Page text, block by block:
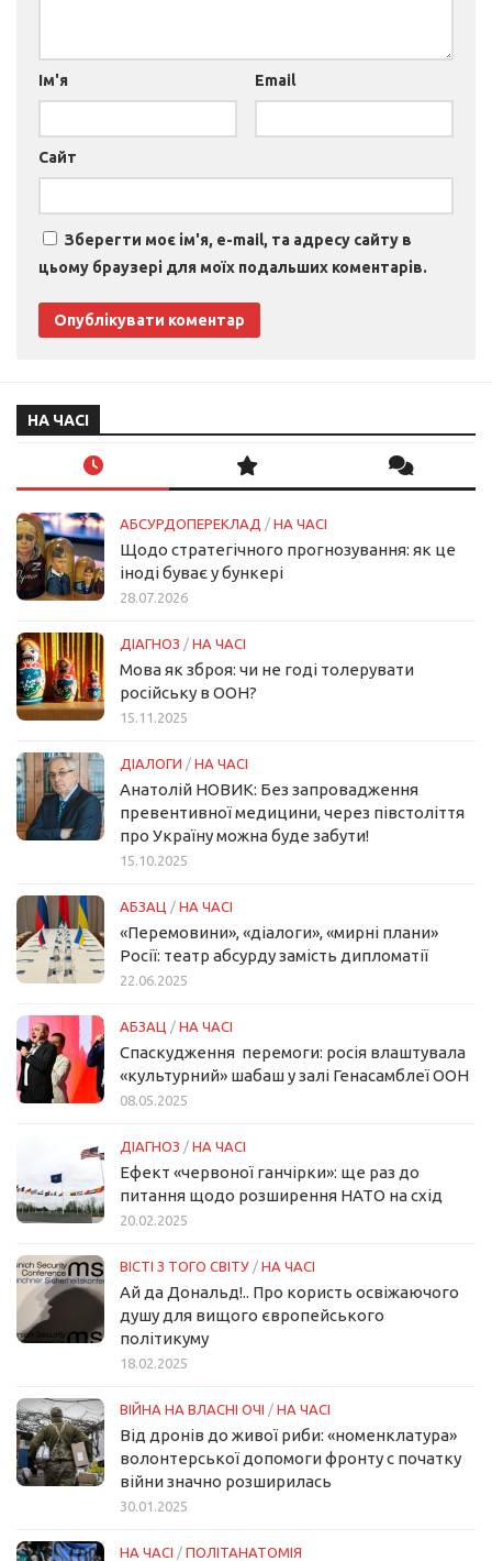
Ім'я Email
Сайт
Зберегти моє ім'я, e-mail, та адресу сайту в
цьому браузері для моїх подальших коментарів.
НА ЧАСІ
АБСУРДОПЕРЕКЛАД / НА ЧАСІ
Щодо стратегічного прогнозування: як це
іноді буває у бункері
28.07.2026
ДІАГНОЗ / НА ЧАСІ
Мова як зброя: чи не годі толерувати
російську в ООН?
15.11.2025
ДІАЛОГИ / НА ЧАСІ
Анатолій НОВИК: Без запровадження
превентивної медицини, через півстоліття
про Україну можна буде забути!
15.10.2025
АБЗАЦ / НА ЧАСІ
«Перемовини», «діалоги», «мирні плани»
Росії: театр абсурду замість дипломатії
22.06.2025
АБЗАЦ / НА ЧАСІ
Спаскудження перемоги: росія влаштувала
«культурний» шабаш у залі Генасамблеї ООН
08.05.2025
ДІАГНОЗ / НА ЧАСІ
Ефект «червоної ганчірки»: ще раз до
питання щодо розширення НАТО на схід
20.02.2025
ВІСТІ З ТОГО СВІТУ / НА ЧАСІ
Ай да Дональд!.. Про користь освіжаючого
душу для вищого європейського
політикуму
18.02.2025
ВІЙНА НА ВЛАСНІ ОЧІ / НА ЧАСІ
Від дронів до живої риби: «номенклатура»
волонтерської допомоги фронту с початку
війни значно розширилась
30.01.2025
НА ЧАСІ / ПОЛІТАНАТОМІЯ